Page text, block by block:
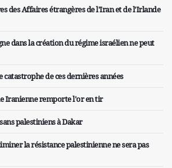
des Affaires étrangères de l'Iran et de l'Irlande
dans la création du régime israélien ne peut
catastrophe de ces dernières années
Iranienne remporte l'or en tir
palestiniens à Dakar
la résistance palestinienne ne sera pas